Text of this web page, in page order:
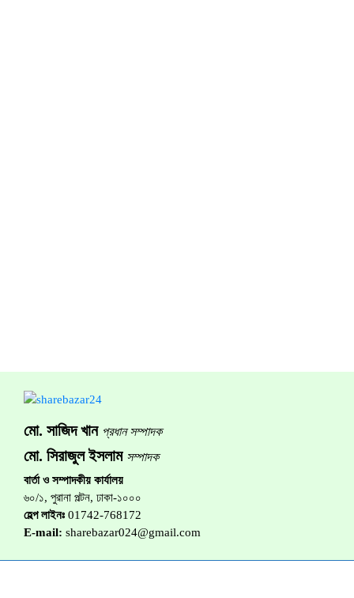
মো. সাজিদ খান প্রধান সম্পাদক
মো. সিরাজুল ইসলাম সম্পাদক
বার্তা ও সম্পাদকীয় কার্যালয়
৬০/১, পুরানা পল্টন, ঢাকা-১০০০
হেল্প লাইনঃ 01742-768172
E-mail: sharebazar024@gmail.com